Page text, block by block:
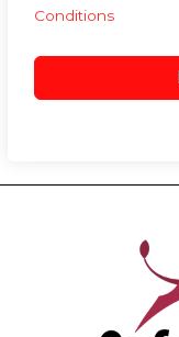
Conditions